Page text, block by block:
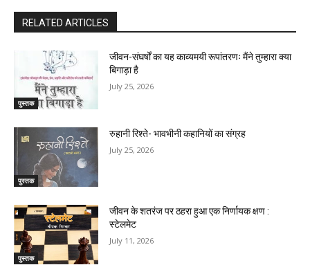
RELATED ARTICLES
पुस्तक
जीवन-संघर्षों का यह काव्यमयी रूपांतरणः मैंने तुम्हारा क्या
बिगाड़ा है
July 25, 2026
पुस्तक
रुहानी रिश्ते- भावभीनी कहानियों का संग्रह
July 25, 2026
पुस्तक
जीवन के शतरंज पर ठहरा हुआ एक निर्णायक क्षण :
स्टेलमेट
July 11, 2026